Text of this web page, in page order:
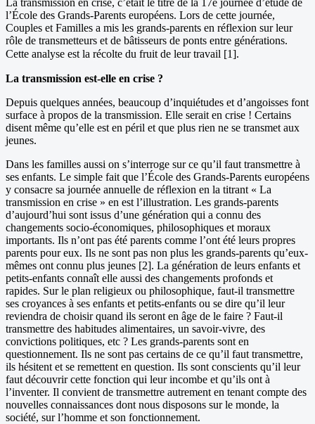
l’École des Grands-Parents européens. Lors de cette journée,
Couples et Familles a mis les grands-parents en réflexion sur leur
rôle de transmetteurs et de bâtisseurs de ponts entre générations.
Cette analyse est la récolte du fruit de leur travail [1].
La transmission est-elle en crise ?
Depuis quelques années, beaucoup d’inquiétudes et d’angoisses font
surface à propos de la transmission. Elle serait en crise ! Certains
disent même qu’elle est en péril et que plus rien ne se transmet aux
jeunes.
Dans les familles aussi on s’interroge sur ce qu’il faut transmettre à
ses enfants. Le simple fait que l’École des Grands-Parents européens
y consacre sa journée annuelle de réflexion en la titrant « La
transmission en crise » en est l’illustration. Les grands-parents
d’aujourd’hui sont issus d’une génération qui a connu des
changements socio-économiques, philosophiques et moraux
importants. Ils n’ont pas été parents comme l’ont été leurs propres
parents pour eux. Ils ne sont pas non plus les grands-parents qu’eux-
mêmes ont connu plus jeunes [2]. La génération de leurs enfants et
petits-enfants connaît elle aussi des changements profonds et
rapides. Sur le plan religieux ou philosophique, faut-il transmettre
ses croyances à ses enfants et petits-enfants ou se dire qu’il leur
reviendra de choisir quand ils seront en âge de le faire ? Faut-il
transmettre des habitudes alimentaires, un savoir-vivre, des
convictions politiques, etc ? Les grands-parents sont en
questionnement. Ils ne sont pas certains de ce qu’il faut transmettre,
ils hésitent et se remettent en question. Ils sont conscients qu’il leur
faut découvrir cette fonction qui leur incombe et qu’ils ont à
l’inventer. Il convient de transmettre autrement en tenant compte des
nouvelles connaissances dont nous disposons sur le monde, la
société, sur l’homme et son fonctionnement.